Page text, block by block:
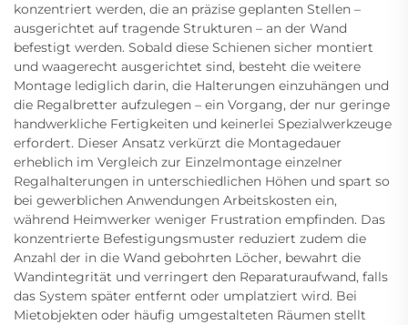
konzentriert werden, die an präzise geplanten Stellen –
ausgerichtet auf tragende Strukturen – an der Wand
befestigt werden. Sobald diese Schienen sicher montiert
und waagerecht ausgerichtet sind, besteht die weitere
Montage lediglich darin, die Halterungen einzuhängen und
die Regalbretter aufzulegen – ein Vorgang, der nur geringe
handwerkliche Fertigkeiten und keinerlei Spezialwerkzeuge
erfordert. Dieser Ansatz verkürzt die Montagedauer
erheblich im Vergleich zur Einzelmontage einzelner
Regalhalterungen in unterschiedlichen Höhen und spart so
bei gewerblichen Anwendungen Arbeitskosten ein,
während Heimwerker weniger Frustration empfinden. Das
konzentrierte Befestigungsmuster reduziert zudem die
Anzahl der in die Wand gebohrten Löcher, bewahrt die
Wandintegrität und verringert den Reparaturaufwand, falls
das System später entfernt oder umplatziert wird. Bei
Mietobjekten oder häufig umgestalteten Räumen stellt